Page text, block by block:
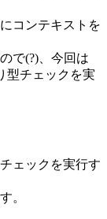
コンテキストを
で(?)、今回は
型チェックを実
ェックを実行す
。